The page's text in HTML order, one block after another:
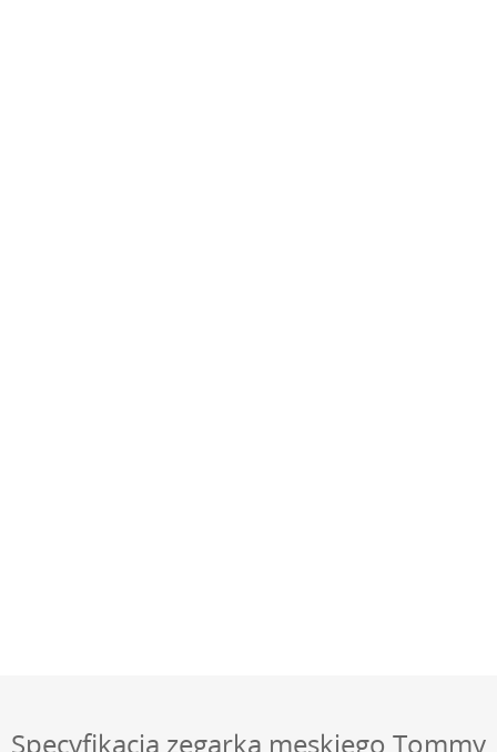
Specyfikacja zegarka męskiego Tommy